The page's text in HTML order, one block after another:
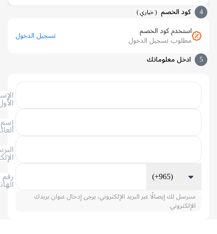
كود الخصم (خياري )
استخدم كود الخصم
مطلوب تسجيل الدخول
تسجيل الدخول
ادخل معلوماتك
العائلة
الإلكتروني
الهاتف
(+965)
سنرسل لك إيصالًا عبر البريد الإلكتروني، يرجى إدخال عنوان بريدك
الإلكتروني.